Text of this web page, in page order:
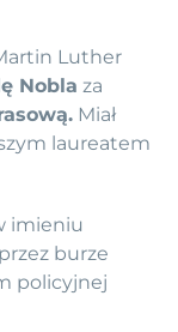
Luther
Nobla za
Miał
laureatem
imieniu
burze
policyjnej